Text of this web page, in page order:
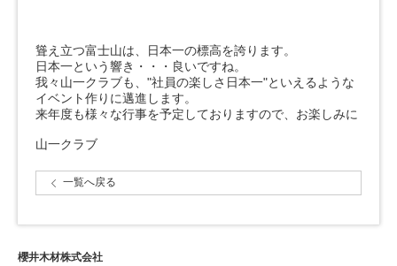
聳え立つ富士山は、日本一の標高を誇ります。
日本一という響き・・・良いですね。
我々山一クラブも、"社員の楽しさ日本一"といえるような
イベント作りに邁進します。
来年度も様々な行事を予定しておりますので、お楽しみに
山一クラブ
一覧へ戻る
櫻井木材株式会社